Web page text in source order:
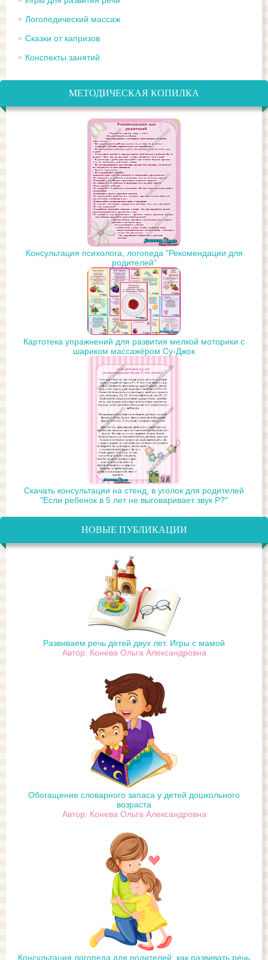
Логопедический массаж
Сказки от капризов
Конспекты занятий
МЕТОДИЧЕСКАЯ КОПИЛКА
Консультация психолога, логопеда "Рекомендации для
родителей"
Картотека упражнений для развития мелкой моторики с
шариком массажёром Су-Джок
Скачать консультации на стенд, в уголок для родителей
"Если ребенок в 5 лет не выговаривает звук Р?"
НОВЫЕ ПУБЛИКАЦИИ
Развиваем речь детей двух лет. Игры с мамой
Автор: Конева Ольга Александровна
Обогащение словарного запаса у детей дошкольного
возраста
Автор: Конева Ольга Александровна
Консультация логопеда для родителей: как развивать речь